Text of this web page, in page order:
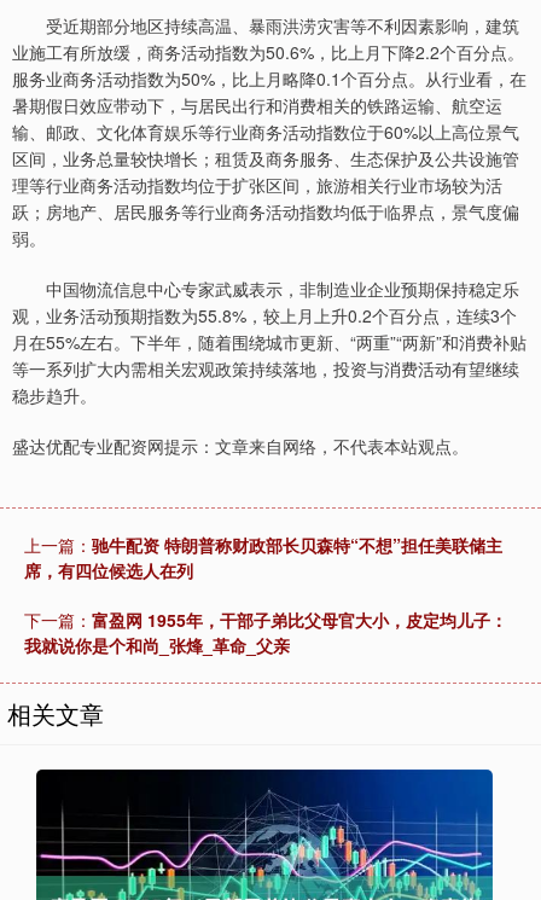
受近期部分地区持续高温、暴雨洪涝灾害等不利因素影响，建筑
业施工有所放缓，商务活动指数为50.6%，比上月下降2.2个百分点。
服务业商务活动指数为50%，比上月略降0.1个百分点。从行业看，在
暑期假日效应带动下，与居民出行和消费相关的铁路运输、航空运
输、邮政、文化体育娱乐等行业商务活动指数位于60%以上高位景气
区间，业务总量较快增长；租赁及商务服务、生态保护及公共设施管
理等行业商务活动指数均位于扩张区间，旅游相关行业市场较为活
跃；房地产、居民服务等行业商务活动指数均低于临界点，景气度偏
弱。
中国物流信息中心专家武威表示，非制造业企业预期保持稳定乐
观，业务活动预期指数为55.8%，较上月上升0.2个百分点，连续3个
月在55%左右。下半年，随着围绕城市更新、“两重”“两新”和消费补贴
等一系列扩大内需相关宏观政策持续落地，投资与消费活动有望继续
稳步趋升。
盛达优配专业配资网提示：文章来自网络，不代表本站观点。
上一篇： 驰牛配资 特朗普称财政部长贝森特“不想”担任美联储主
席，有四位候选人在列
下一篇： 富盈网 1955年，干部子弟比父母官大小，皮定均儿子：
我就说你是个和尚_张烽_革命_父亲
相关文章